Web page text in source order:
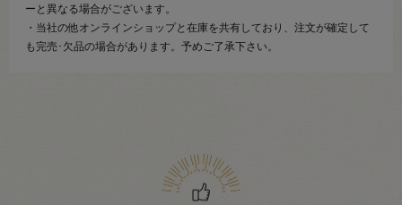
ーと異なる場合がございます。
・当社の他オンラインショップと在庫を共有しており、注文が確定して
も完売･欠品の場合があります。予めご了承下さい。